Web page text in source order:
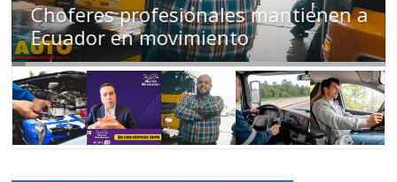
Choferes profesionales mantienen a
Ecuador en movimiento